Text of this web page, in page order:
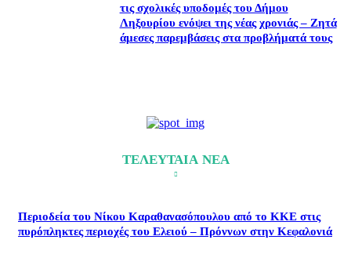
τις σχολικές υποδομές του Δήμου
Ληξουρίου ενόψει της νέας χρονιάς – Ζητά
άμεσες παρεμβάσεις στα προβλήματά τους
ΤΕΛΕΥΤΑΙΑ ΝΕΑ
Περιοδεία του Νίκου Καραθανασόπουλου από το ΚΚΕ στις
πυρόπληκτες περιοχές του Ελειού – Πρόννων στην Κεφαλονιά